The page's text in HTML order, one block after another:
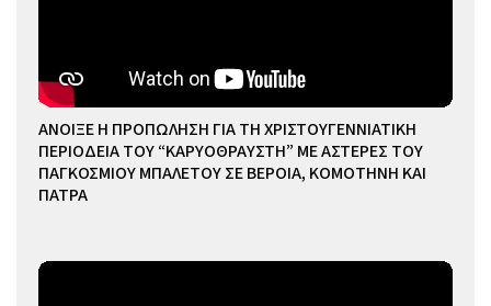
ΑΝΟΙΞΕ Η ΠΡΟΠΩΛΗΣΗ ΓΙΑ ΤΗ ΧΡΙΣΤΟΥΓΕΝΝΙΑΤΙΚΗ
ΠΕΡΙΟΔΕΙΑ ΤΟΥ “ΚΑΡΥΟΘΡΑΥΣΤΗ” ΜΕ ΑΣΤΕΡΕΣ ΤΟΥ
ΠΑΓΚΟΣΜΙΟΥ ΜΠΑΛΕΤΟΥ ΣΕ ΒΕΡΟΙΑ, ΚΟΜΟΤΗΝΗ ΚΑΙ
ΠΑΤΡΑ